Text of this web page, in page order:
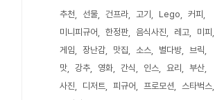
추천 선물 건프라 고기 Lego
커피
미니피규어
한정판 음식사진 레고
미피
게임
장난감 맛집 소스 별다방
브릭
맛
강추 영화 간식 인스 요리
부산
사진
디저트 피규어 프로모션
스타벅스